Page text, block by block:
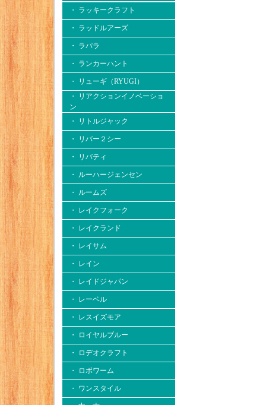
・ ラッキークラフト
・ ラッドルアーズ
・ ラパラ
・ ランカーハント
・ リューギ（RYUGI）
・ リアクションイノベーショ
ン
・ リトルジャック
・ リバー２シー
・ リバティ
・ ルーハージェンセン
・ ルームズ
・ レイクフォーク
・ レイクランド
・ レイサム
・ レイン
・ レイドジャパン
・ レーベル
・ レスイズモア
・ ロイヤルブルー
・ ロデオクラフト
・ ロボワーム
・ ワンスタイル